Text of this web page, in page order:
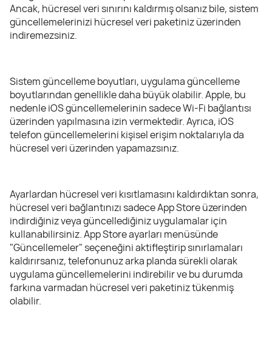
Ancak, hücresel veri sınırını kaldırmış olsanız bile, sistem
güncellemelerinizi hücresel veri paketiniz üzerinden
indiremezsiniz.
Sistem güncelleme boyutları, uygulama güncelleme
boyutlarından genellikle daha büyük olabilir. Apple, bu
nedenle iOS güncellemelerinin sadece Wi-Fi bağlantısı
üzerinden yapılmasına izin vermektedir. Ayrıca, iOS
telefon güncellemelerini kişisel erişim noktalarıyla da
hücresel veri üzerinden yapamazsınız.
Ayarlardan hücresel veri kısıtlamasını kaldırdıktan sonra,
hücresel veri bağlantınızı sadece App Store üzerinden
indirdiğiniz veya güncellediğiniz uygulamalar için
kullanabilirsiniz. App Store ayarları menüsünde
"Güncellemeler" seçeneğini aktifleştirip sınırlamaları
kaldırırsanız, telefonunuz arka planda sürekli olarak
uygulama güncellemelerini indirebilir ve bu durumda
farkına varmadan hücresel veri paketiniz tükenmiş
olabilir.